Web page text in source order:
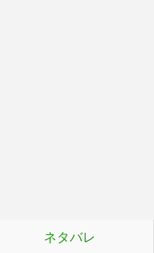
ネタバレ